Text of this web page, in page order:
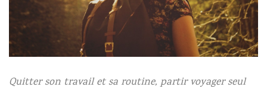
Quitter son travail et sa routine, partir voyager seul